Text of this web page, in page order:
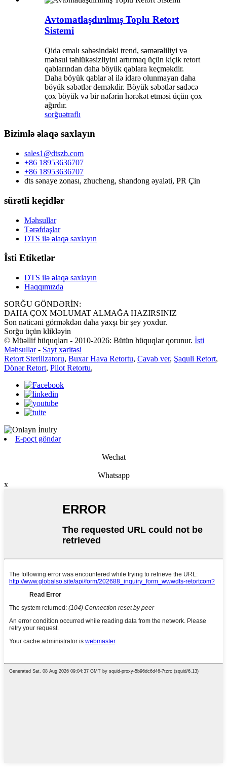
Avtomatlaşdırılmış Toplu Retort
Sistemi
Qida emalı sahəsindəki trend, səmərəliliyi və
məhsul təhlükəsizliyini artırmaq üçün kiçik retort
qablarından daha böyük qablara keçməkdir.
Daha böyük qablar əl ilə idarə olunmayan daha
böyük səbətlər deməkdir. Böyük səbətlər sadəcə
çox böyük və bir nəfərin hərəkət etməsi üçün çox
ağırdır.
sorğuətraflı
Bizimlə əlaqə saxlayın
sales1@dtszb.com
+86 18953636707
+86 18953636707
dts sənaye zonası, zhucheng, shandong əyaləti, PR Çin
sürətli keçidlər
Məhsullar
Tərəfdaşlar
DTS ilə əlaqə saxlayın
İsti Etiketlər
DTS ilə əlaqə saxlayın
Haqqımızda
SORĞU GÖNDƏRİN:
DAHA ÇOX MƏLUMAT ALMAĞA HAZIRSINIZ
Son nəticəni görməkdən daha yaxşı bir şey yoxdur.
Sorğu üçün klikləyin
© Müəllif hüquqları - 2010-2026: Bütün hüquqlar qorunur. İsti
Məhsullar- Sayt xəritəsi
Retort Sterilizatoru, Buxar Hava Retortu, Cavab ver, Şaquli Retort,
Dönər Retort, Pilot Retortu,
E-poçt göndər
Wechat
Whatsapp
x